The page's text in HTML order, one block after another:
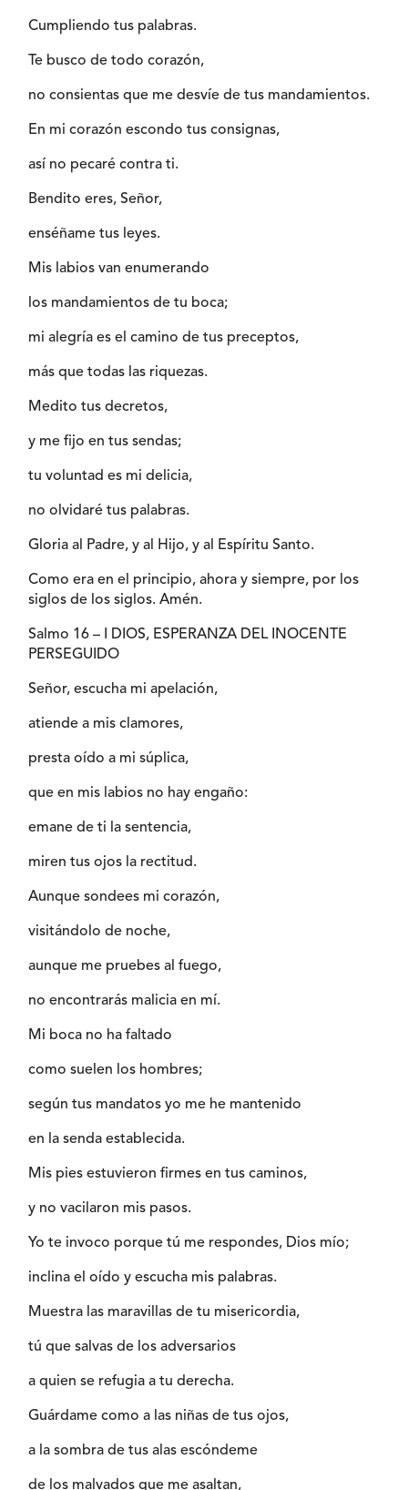
Cumpliendo tus palabras.
Te busco de todo corazón,
no consientas que me desvíe de tus mandamientos.
En mi corazón escondo tus consignas,
así no pecaré contra ti.
Bendito eres, Señor,
enséñame tus leyes.
Mis labios van enumerando
los mandamientos de tu boca;
mi alegría es el camino de tus preceptos,
más que todas las riquezas.
Medito tus decretos,
y me fijo en tus sendas;
tu voluntad es mi delicia,
no olvidaré tus palabras.
Gloria al Padre, y al Hijo, y al Espíritu Santo.
Como era en el principio, ahora y siempre, por los
siglos de los siglos. Amén.
Salmo 16 – I DIOS, ESPERANZA DEL INOCENTE
PERSEGUIDO
Señor, escucha mi apelación,
atiende a mis clamores,
presta oído a mi súplica,
que en mis labios no hay engaño:
emane de ti la sentencia,
miren tus ojos la rectitud.
Aunque sondees mi corazón,
visitándolo de noche,
aunque me pruebes al fuego,
no encontrarás malicia en mí.
Mi boca no ha faltado
como suelen los hombres;
según tus mandatos yo me he mantenido
en la senda establecida.
Mis pies estuvieron firmes en tus caminos,
y no vacilaron mis pasos.
Yo te invoco porque tú me respondes, Dios mío;
inclina el oído y escucha mis palabras.
Muestra las maravillas de tu misericordia,
tú que salvas de los adversarios
a quien se refugia a tu derecha.
Guárdame como a las niñas de tus ojos,
a la sombra de tus alas escóndeme
de los malvados que me asaltan,